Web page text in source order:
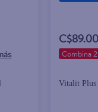
C$89.00
Combina
Vitalit Plus